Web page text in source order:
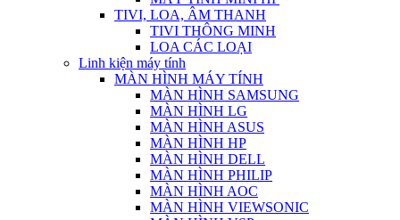
TIVI, LOA, ÂM THANH
TIVI THÔNG MINH
LOA CÁC LOẠI
Linh kiện máy tính
MÀN HÌNH MÁY TÍNH
MÀN HÌNH SAMSUNG
MÀN HÌNH LG
MÀN HÌNH ASUS
MÀN HÌNH HP
MÀN HÌNH DELL
MÀN HÌNH PHILIP
MÀN HÌNH AOC
MÀN HÌNH VIEWSONIC